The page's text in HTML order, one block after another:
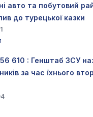
авто та побутовий
до турецької казки
610 : Генштаб ЗСУ
за час їхнього